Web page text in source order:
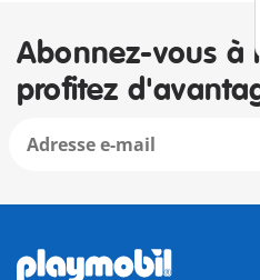
Abonnez-vous à
profitez